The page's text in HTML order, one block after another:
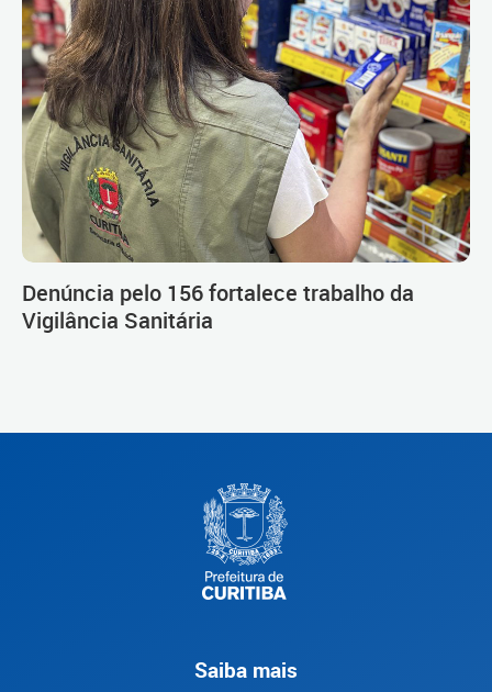
Denúncia pelo 156 fortalece trabalho da
Vigilância Sanitária
Saiba mais